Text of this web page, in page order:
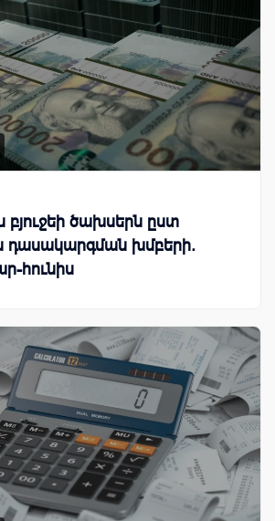
ծախսերն ըստ
դասակարգման խմբերի.
հունիս